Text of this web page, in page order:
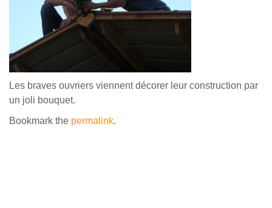
Les braves ouvriers viennent décorer leur construction par
un joli bouquet.
Bookmark the permalink.